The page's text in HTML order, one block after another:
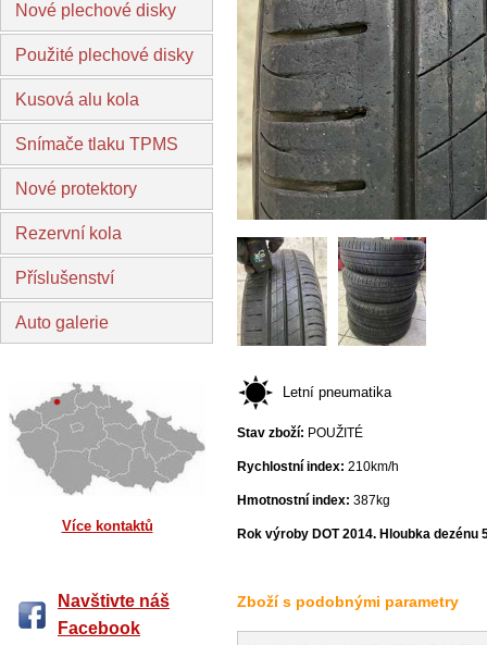
Nové plechové disky
Použité plechové disky
Kusová alu kola
Snímače tlaku TPMS
Nové protektory
Rezervní kola
Příslušenství
Auto galerie
Více kontaktů
Navštivte náš
Facebook
Letní pneumatika
Stav zboží: POUŽITÉ
Rychlostní index: 210km/h
Hmotnostní index: 387kg
Rok výroby DOT 2014. Hloubka dezénu
Zboží s podobnými parametry